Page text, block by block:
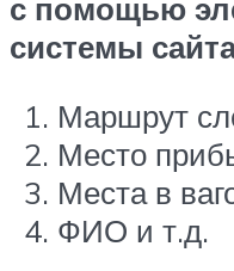
с помощью
системы
Маршрут
Место
Места в
ФИО и т.д.